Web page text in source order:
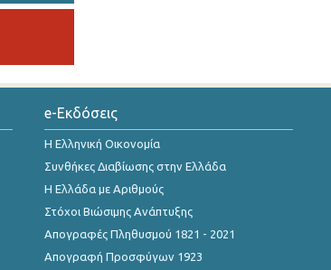
e-Εκδόσεις
Η Ελληνική Οικονομία
Συνθήκες Διαβίωσης στην Ελλάδα
Η Ελλάδα με Αριθμούς
Στόχοι Βιώσιμης Ανάπτυξης
Απογραφές Πληθυσμού 1821 - 2021
Απογραφή Προσφύγων 1923